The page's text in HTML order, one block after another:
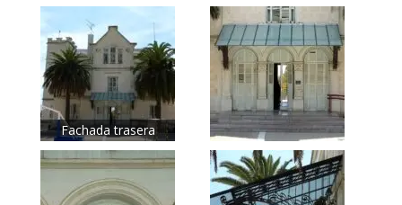
Fachada trasera